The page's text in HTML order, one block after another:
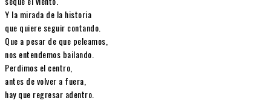
Y la mirada de la historia
que quiere seguir contando.
Que a pesar de que peleamos,
nos entendemos bailando.
Perdimos el centro,
antes de volver a fuera,
hay que regresar adentro.